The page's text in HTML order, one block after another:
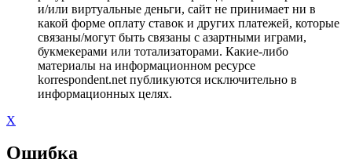
и/или виртуальные деньги, сайт не принимает ни в
какой форме оплату ставок и других платежей, которые
связаны/могут быть связаны с азартными играми,
букмекерами или тотализаторами. Какие-либо
материалы на информационном ресурсе
korrespondent.net публикуются исключительно в
информационных целях.
X
Ошибка